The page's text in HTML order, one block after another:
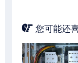
您可能还